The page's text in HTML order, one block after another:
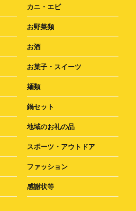
カニ・エビ
お野菜類
お酒
お菓子・スイーツ
麺類
鍋セット
地域のお礼の品
スポーツ・アウトドア
ファッション
感謝状等